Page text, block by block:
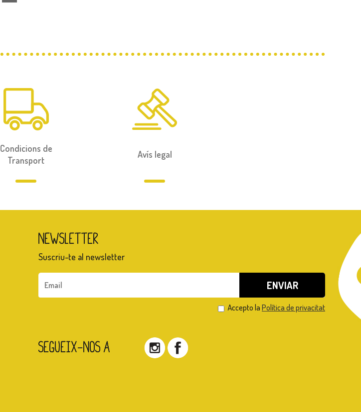
Condicions de
Transport
Avís legal
Newsletter
Suscriu-te al newsletter
Accepto la Política de privacitat
Segueix-nos a